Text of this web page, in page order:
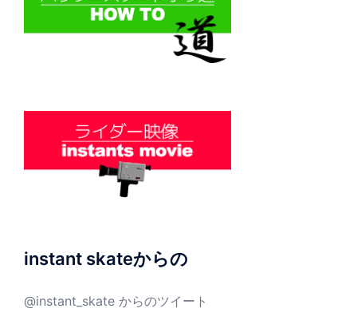
instant skateからの
@instant_skate からのツイート